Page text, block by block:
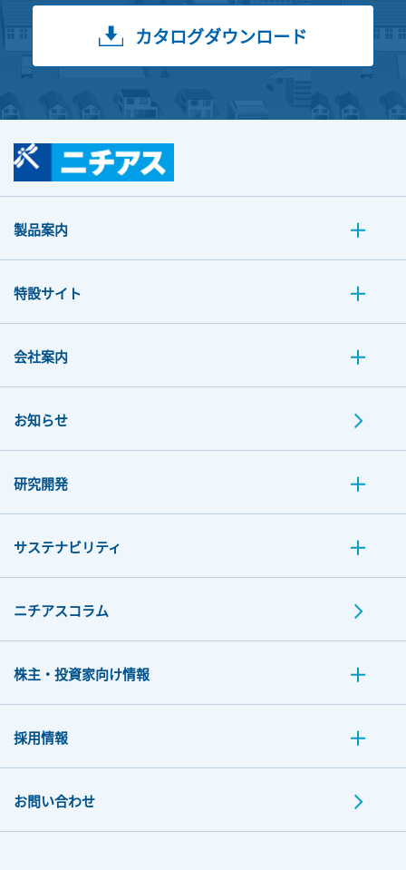
カタログダウンロード
製品案内
特設サイト
会社案内
お知らせ
研究開発
サステナビリティ
ニチアスコラム
株主・投資家向け情報
採用情報
お問い合わせ